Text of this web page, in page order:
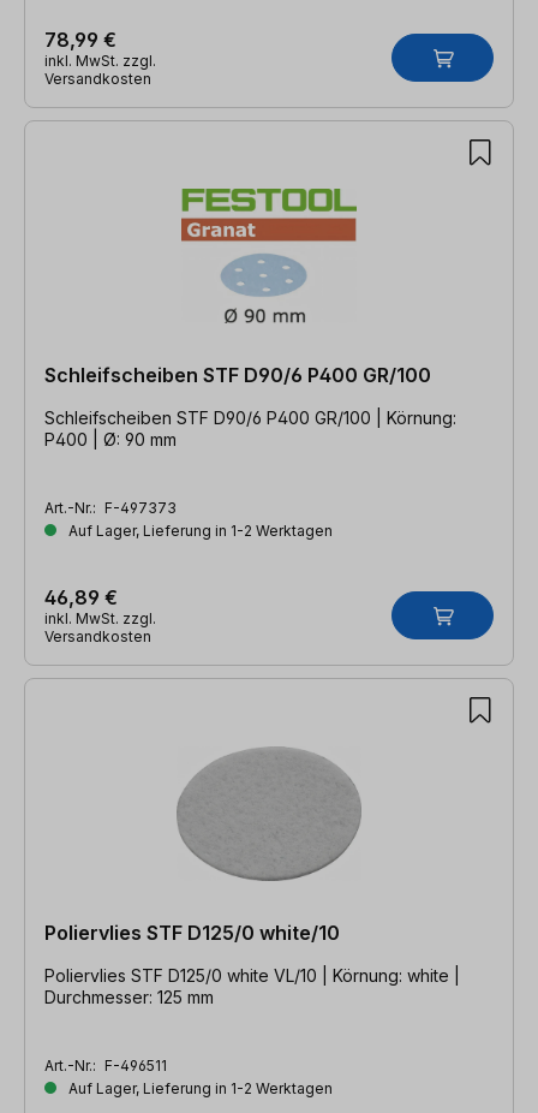
78,99 €
inkl. MwSt. zzgl.
Versandkosten
Schleifscheiben STF D90/6 P400 GR/100
Schleifscheiben STF D90/6 P400 GR/100 | Körnung:
P400 | Ø: 90 mm
Art.-Nr.: F-497373
Auf Lager, Lieferung in 1-2 Werktagen
46,89 €
inkl. MwSt. zzgl.
Versandkosten
Poliervlies STF D125/0 white/10
Poliervlies STF D125/0 white VL/10 | Körnung: white |
Durchmesser: 125 mm
Art.-Nr.: F-496511
Auf Lager, Lieferung in 1-2 Werktagen